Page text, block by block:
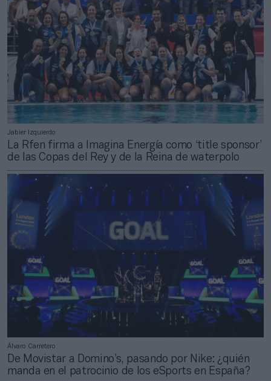
Jabier Izquierdo
La Rfen firma a Imagina Energía como ‘title sponsor’
de las Copas del Rey y de la Reina de waterpolo
Álvaro Carretero
De Movistar a Domino’s, pasando por Nike: ¿quién
manda en el patrocinio de los eSports en España?